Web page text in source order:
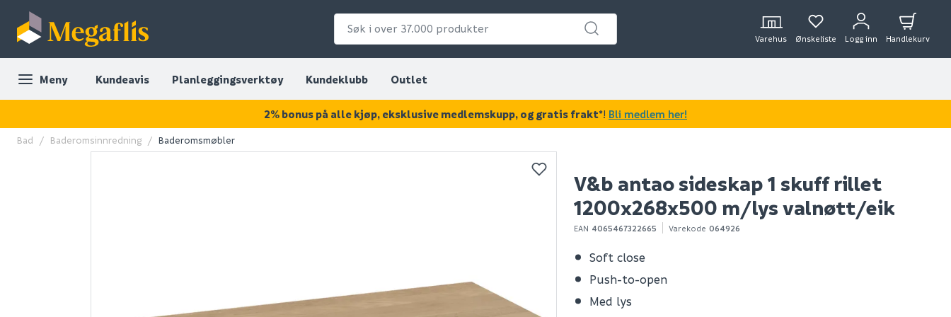
Varehus Ønskeliste Logg inn Handlekurv
Meny Kundeavis Planleggingsverktøy Kundeklubb Outlet
KAN DISSE VÆRE AV INTERESSE?
Bad Baderomsinnredning Baderomsmøbler
V&b antao sideskap 1 skuff rillet
1200x268x500 m/lys valnøtt/eik
EAN 4065467322665 Varekode 064926
Soft close
Push-to-open
Med lys
2% bonus på alle kjøp, eksklusive medlemskupp, og gratis frakt*! Bli medlem her!